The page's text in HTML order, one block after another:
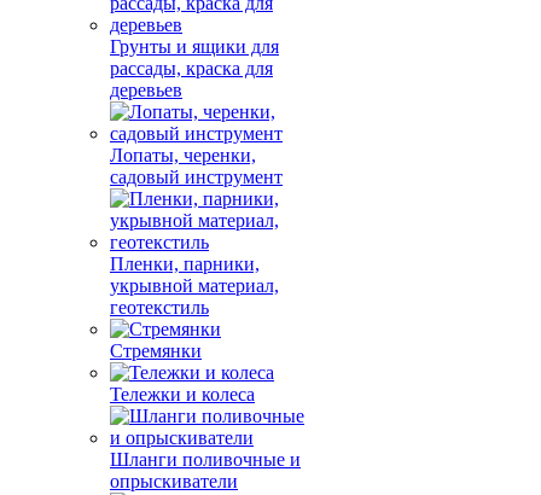
Грунты и ящики для
рассады, краска для
деревьев
Лопаты, черенки,
садовый инструмент
Пленки, парники,
укрывной материал,
геотекстиль
Стремянки
Тележки и колеса
Шланги поливочные и
опрыскиватели